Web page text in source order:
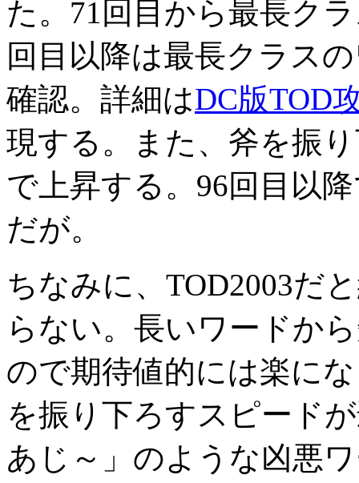
た。71回目から最長ク
回目以降は最長クラス
確認。詳細はDC版TOD
現する。また、斧を振
で上昇する。96回目以
だが。
ちなみに、TOD2003だ
らない。長いワードか
ので期待値的には楽に
を振り下ろすスピード
あじ～」のような凶悪